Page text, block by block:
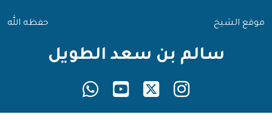
موقع الشيخ حفظه الله
سالم بن سعد الطويل